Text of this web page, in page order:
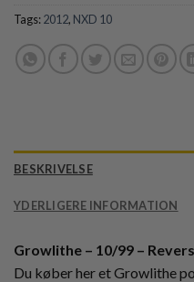
Tags:2012, NXD 10
BESKRIVELSE
YDERLIGERE INFORMATION
Growlithe – 10/99 –
Du køber her et Growlithe